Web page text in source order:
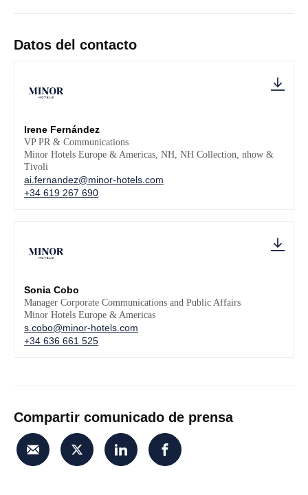
Datos del contacto
Irene Fernández
VP PR & Communications
Minor Hotels Europe & Americas, NH, NH Collection, nhow &
Tivoli
ai.fernandez@minor-hotels.com
+34 619 267 690
Sonia Cobo
Manager Corporate Communications and Public Affairs
Minor Hotels Europe & Americas
s.cobo@minor-hotels.com
+34 636 661 525
Compartir comunicado de prensa